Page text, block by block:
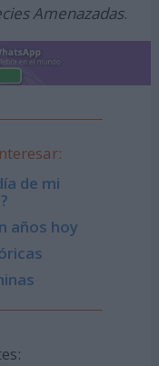
Amenazadas.
de mi
años hoy